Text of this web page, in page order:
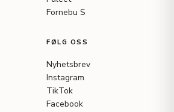
Fornebu S
FØLG OSS
Nyhetsbrev
Instagram
TikTok
Facebook